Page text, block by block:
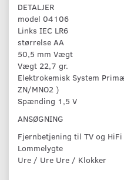
DETALJER
model 04106
Links IEC LR6
størrelse AA
50,5 mm Vægt
Vægt 22,7 gr.
Elektrokemisk System
ZN/MNO2 )
Spænding 1,5 V
ANSØGNING
Fjernbetjening til TV og
Lommelygte
Ure / Ure Ure / Klokker